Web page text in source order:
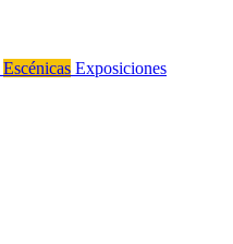
Escénicas Exposiciones